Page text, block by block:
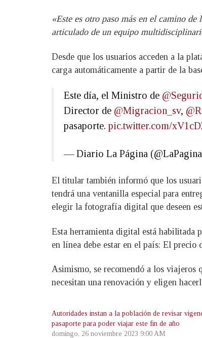
«Este es otro paso más en el camino
articulado de un equipo
Desde que los usuarios acceden a la
carga automáticamente a partir de la
Este día, el Ministro de
Director de @Migracion_sv,
pasaporte. pic.twitter.com/
— Diario La Página
El titular también informó que los
tendrá una ventanilla especial para
elegir la fotografía digital que deseen
Esta herramienta digital está habilitada
en línea debe estar en el país: El precio
Asimismo, se recomendó a los viajeros
necesitan una renovación y eligen
Autoridades instan a la población de revisar
pasaporte para poder viajar este fin de año
domingo, 26 noviembre 2023 9:00 AM